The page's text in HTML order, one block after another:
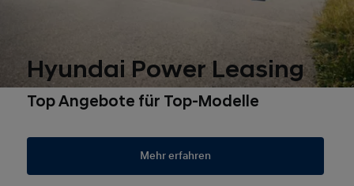
Hyundai Power Leasing
Top Angebote für Top-Modelle
Mehr erfahren